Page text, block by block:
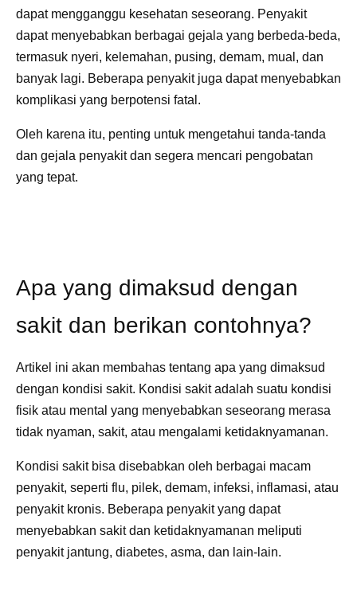
dapat mengganggu kesehatan seseorang. Penyakit
dapat menyebabkan berbagai gejala yang berbeda-beda,
termasuk nyeri, kelemahan, pusing, demam, mual, dan
banyak lagi. Beberapa penyakit juga dapat menyebabkan
komplikasi yang berpotensi fatal.
Oleh karena itu, penting untuk mengetahui tanda-tanda
dan gejala penyakit dan segera mencari pengobatan
yang tepat.
Apa yang dimaksud dengan
sakit dan berikan contohnya?
Artikel ini akan membahas tentang apa yang dimaksud
dengan kondisi sakit. Kondisi sakit adalah suatu kondisi
fisik atau mental yang menyebabkan seseorang merasa
tidak nyaman, sakit, atau mengalami ketidaknyamanan.
Kondisi sakit bisa disebabkan oleh berbagai macam
penyakit, seperti flu, pilek, demam, infeksi, inflamasi, atau
penyakit kronis. Beberapa penyakit yang dapat
menyebabkan sakit dan ketidaknyamanan meliputi
penyakit jantung, diabetes, asma, dan lain-lain.